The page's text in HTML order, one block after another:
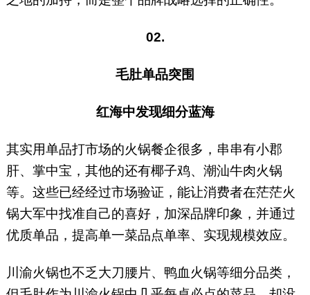
02.
毛肚单品突围
红海中发现细分蓝海
其实用单品打市场的火锅餐企很多，串串有小郡
肝、掌中宝，其他的还有椰子鸡、潮汕牛肉火锅
等。这些已经经过市场验证，能让消费者在茫茫火
锅大军中找准自己的喜好，加深品牌印象，并通过
优质单品，提高单一菜品点单率、实现规模效应。
川渝火锅也不乏大刀腰片、鸭血火锅等细分品类，